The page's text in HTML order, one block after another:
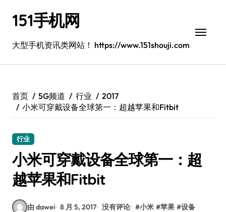
151手机网
大型手机资讯类网站！ https://www.151shouji.com
首页 5G频道 行业
2017
小米可穿戴设备全球第一：超越苹果和Fitbit
行业
小米可穿戴设备全球第一：超
越苹果和Fitbit
由 dawei 8 月 5, 2017 没有评论 #小米 #苹果 #设备